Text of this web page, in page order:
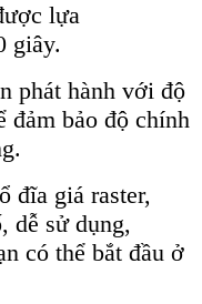
lựa
giây.
phát hành với độ
đảm bảo độ chính
đĩa giá raster,
dễ sử dụng,
có thể bắt đầu ở